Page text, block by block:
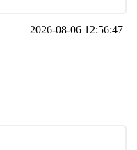
2026-08-06 12:56:47